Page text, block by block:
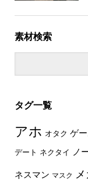
素材検索
タグ一覧
アホ オタク ゲ
デート ネクタイ ノ
ネスマン マスク